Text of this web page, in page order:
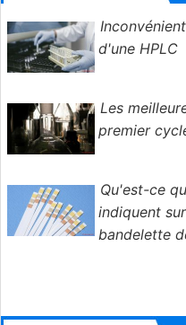
d'une HPLC
Les
premier
Qu'est-ce
indiquent
bandelette